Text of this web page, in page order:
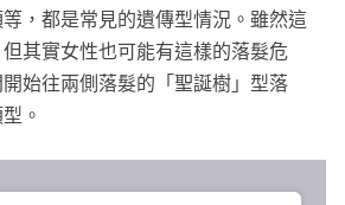
，都是常見的遺傳型情況。雖然這
其實女性也可能有這樣的落髮危
始往兩側落髮的「聖誕樹」型落
。